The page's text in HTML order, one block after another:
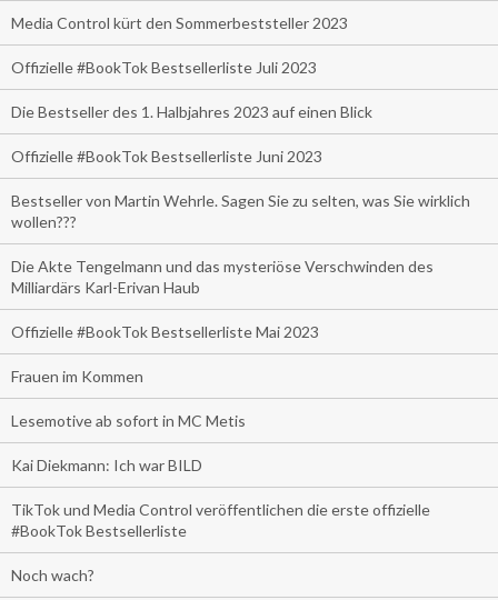
Media Control kürt den Sommerbeststeller 2023
Offizielle #BookTok Bestsellerliste Juli 2023
Die Bestseller des 1. Halbjahres 2023 auf einen Blick
Offizielle #BookTok Bestsellerliste Juni 2023
Bestseller von Martin Wehrle. Sagen Sie zu selten, was Sie wirklich
wollen???
Die Akte Tengelmann und das mysteriöse Verschwinden des
Milliardärs Karl-Erivan Haub
Offizielle #BookTok Bestsellerliste Mai 2023
Frauen im Kommen
Lesemotive ab sofort in MC Metis
Kai Diekmann: Ich war BILD
TikTok und Media Control veröffentlichen die erste offizielle
#BookTok Bestsellerliste
Noch wach?